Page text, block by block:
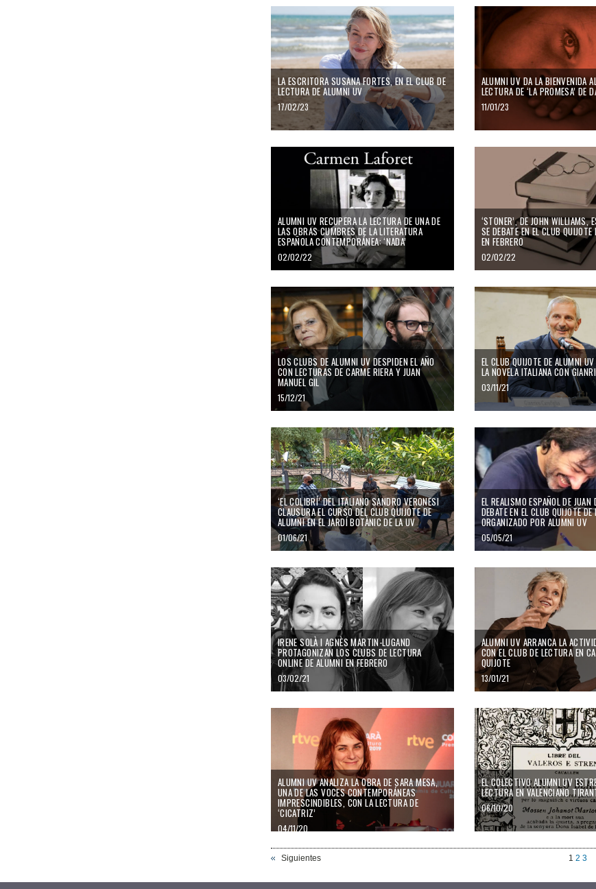
LA ESCRITORA SUSANA FORTES, EN EL CLUB DE
LECTURA DE ALUMNI UV
17/02/23
ALUMNI UV DA LA BIENVENIDA
LECTURA DE ‘LA PROMESA’ DE
11/01/23
ALUMNI UV RECUPERA LA LECTURA DE UNA DE
LAS OBRAS CUMBRES DE LA LITERATURA
ESPAÑOLA CONTEMPORÁNEA: ‘NADA’
02/02/22
‘STONER’, DE JOHN WILLIAMS,
SE DEBATE EN EL CLUB
EN FEBRERO
02/02/22
LOS CLUBS DE ALUMNI UV DESPIDEN EL AÑO
CON LECTURAS DE CARME RIERA Y JUAN
MANUEL GIL
15/12/21
EL CLUB QUIJOTE DE ALUMNI
LA NOVELA ITALIANA CON
03/11/21
‘EL COLIBRÍ’ DEL ITALIANO SANDRO VERONESI
CLAUSURA EL CURSO DEL CLUB QUIJOTE DE
ALUMNI EN EL JARDÍ BOTÀNIC DE LA UV
01/06/21
EL REALISMO ESPAÑOL DE JUAN
DEBATE EN EL CLUB QUIJOTE DE
ORGANIZADO POR ALUMNI UV
05/05/21
IRENE SOLÀ I AGNÈS MARTIN-LUGAND
PROTAGONIZAN LOS CLUBS DE LECTURA
ONLINE DE ALUMNI EN FEBRERO
03/02/21
ALUMNI UV ARRANCA LA
CON EL CLUB DE LECTURA EN
QUIJOTE
13/01/21
ALUMNI UV ANALIZA LA OBRA DE SARA MESA,
UNA DE LAS VOCES CONTEMPORÁNEAS
IMPRESCINDIBLES, CON LA LECTURA DE
‘CICATRIZ’
04/11/20
EL COLECTIVO ALUMNI UV
LECTURA EN VALENCIANO
06/10/20
Siguientes 1 2 3